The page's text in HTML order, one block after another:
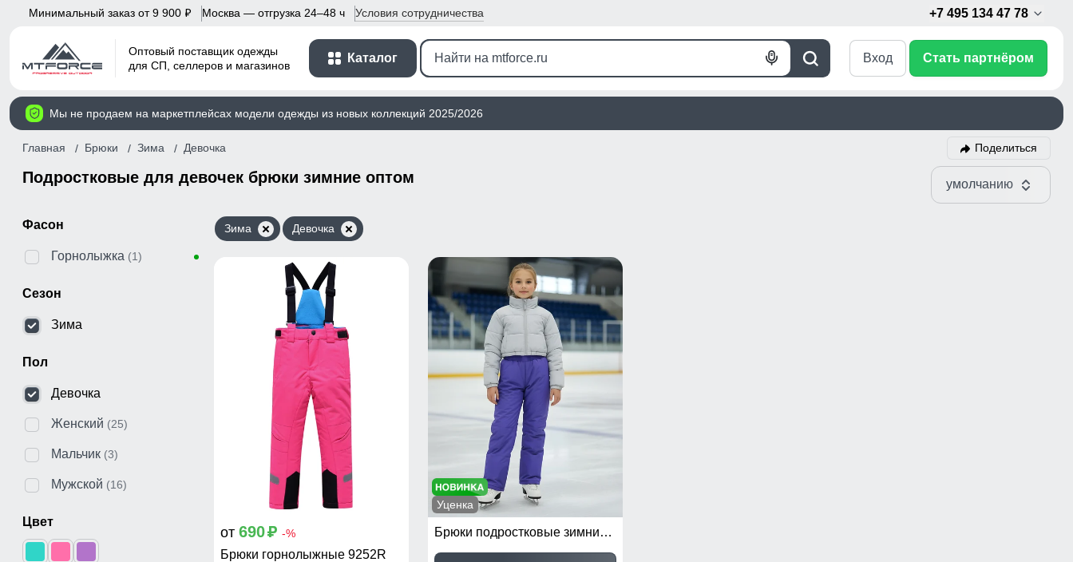
Минимальный заказ от 9 900 p Москва — отгрузка 24–48 ч Условия сотрудничества +7 495 134 47 78
Оптовый поставщик одежды
для СП, селлеров и магазинов
Каталог
Поиск
Голосовой
Вход Стать партнёром
Мы не продаем на маркетплейсах модели одежды из новых коллекций 2025/2026
Главная Брюки Зима Девочка Поделиться
Подростковые для девочек брюки зимние оптом умолчанию
Фасон
Горнолыжка (1)
Сезон
Зима
Пол
Девочка
Женский (25)
Мальчик (3)
Мужской (16)
Цвет
Зима Девочка
от 690p -%
Брюки горнолыжные 9252R
Уценка
Брюки подростковые зимние для девочки УЦЕНКА фиолетового цвета 0934F